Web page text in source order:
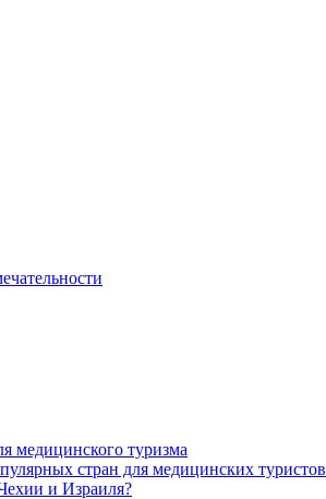
медицинского туризма
стран для медицинских туристов
и Израиля?